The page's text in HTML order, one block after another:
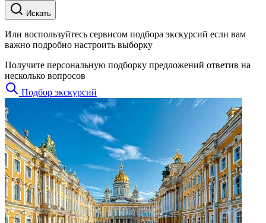
Искать
Или воспользуйтесь сервисом подбора экскурсий если вам
важно подробно настроить выборку
Получите персональную подборку предложений ответив на
несколько вопросов
Подбор экскурсий